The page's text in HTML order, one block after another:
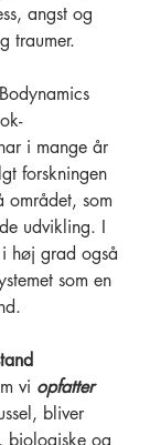
angst og
traumer.
i mange år
forskningen
området, som
udvikling. I
høj grad også
som en
vi opfatter
bliver
biologiske og